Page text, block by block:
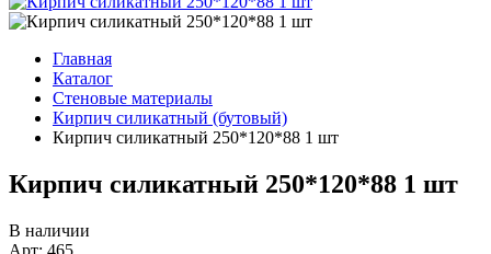
Главная
Каталог
Стеновые материалы
Кирпич силикатный (бутовый)
Кирпич силикатный 250*120*88 1 шт
Кирпич силикатный 250*120*88 1 шт
В наличии
Арт: 465